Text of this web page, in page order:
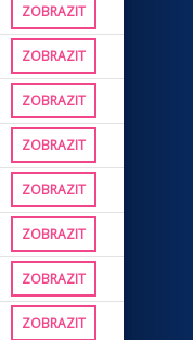
ZOBRAZIT
ZOBRAZIT
ZOBRAZIT
ZOBRAZIT
ZOBRAZIT
ZOBRAZIT
ZOBRAZIT
ZOBRAZIT